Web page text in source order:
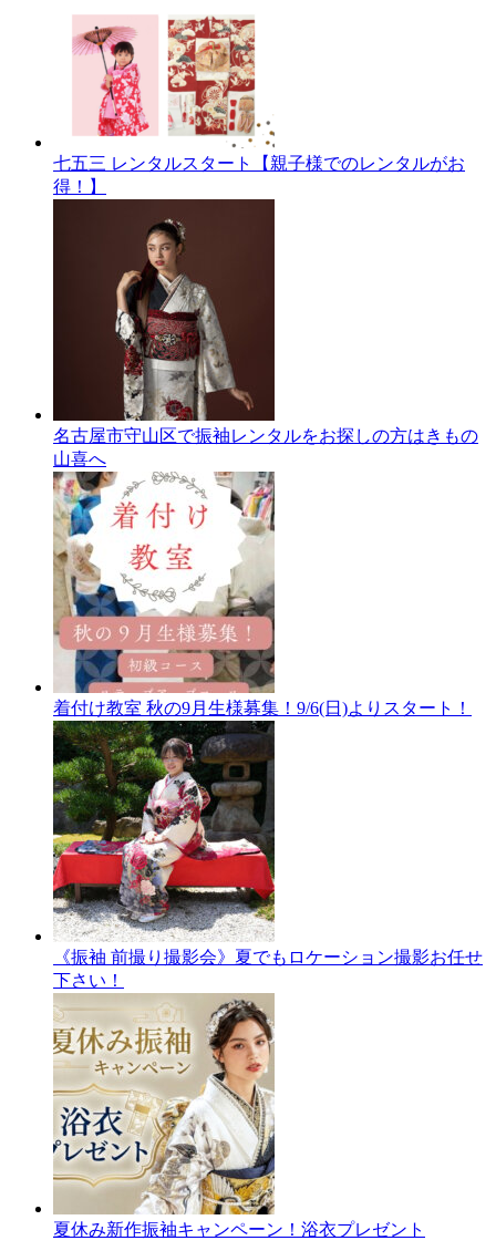
七五三 レンタルスタート【親子様でのレンタルがお
得！】
名古屋市守山区で振袖レンタルをお探しの方はきもの
山喜へ
着付け教室 秋の9月生様募集！9/6(日)よりスタート！
《振袖 前撮り撮影会》夏でもロケーション撮影お任せ
下さい！
夏休み新作振袖キャンペーン！浴衣プレゼント